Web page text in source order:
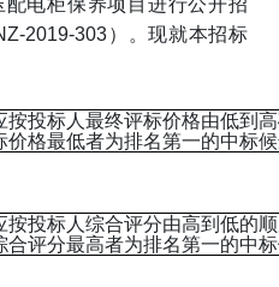
配电柜保养项目进行公开招
2019-303）。现就本招标
按投标人最终评标价格由低到
价格最低者为排名第一的中标
按投标人综合评分由高到低的
合评分最高者为排名第一的中